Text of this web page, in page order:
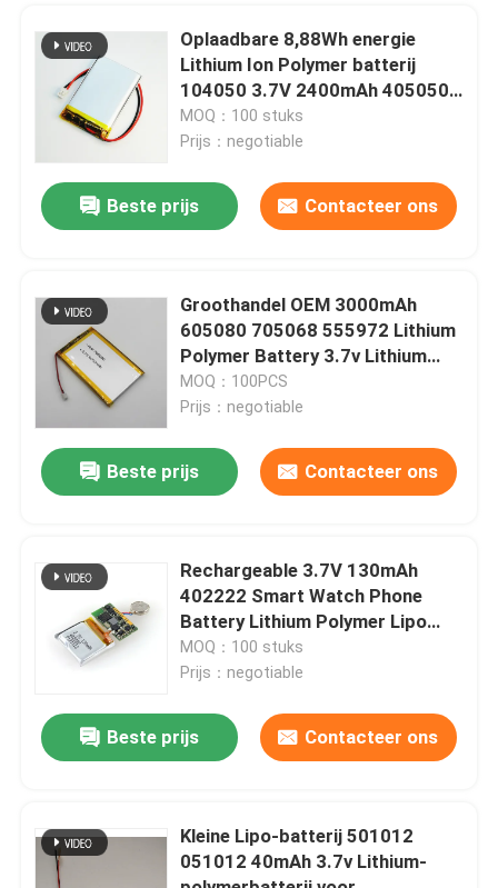
Producten
Video's
Over ons
Kwaliteitscontrole
Vraag een offerte
lithium-polymerbatterij
kleine lipobatterij
Oplaadbare 8,88Wh energie
Lithium Ion Polymer batterij
104050 3.7V 2400mAh 405050
Li-Pol cellen met PCM en kabels
MOQ：100 stuks
Prijs：negotiable
Beste prijs Contacteer ons
Groothandel OEM 3000mAh
605080 705068 555972 Lithium
Polymer Battery 3.7v Lithium
Polymer Battery Packs Lipo
Battery 3.7V
MOQ：100PCS
Prijs：negotiable
Beste prijs Contacteer ons
Rechargeable 3.7V 130mAh
402222 Smart Watch Phone
Battery Lithium Polymer Lipo
Battery For Smartwatch
MOQ：100 stuks
Prijs：negotiable
Beste prijs Contacteer ons
Kleine Lipo-batterij 501012
051012 40mAh 3.7v Lithium-